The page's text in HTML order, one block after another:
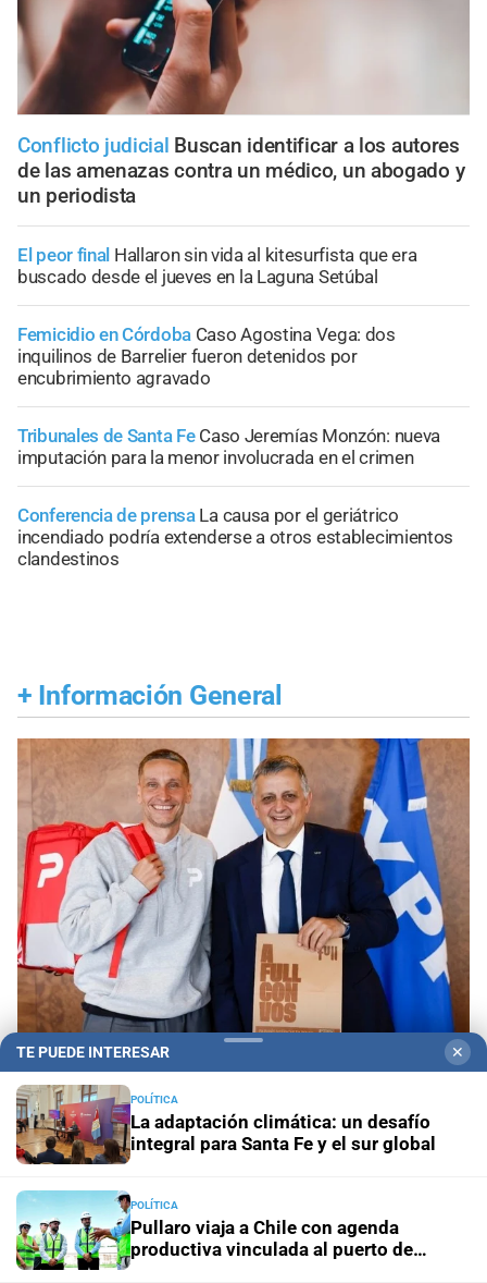
Conflicto judicial Buscan identificar a los autores
de las amenazas contra un médico, un abogado y
un periodista
El peor final Hallaron sin vida al kitesurfista que era
buscado desde el jueves en la Laguna Setúbal
Femicidio en Córdoba Caso Agostina Vega: dos
inquilinos de Barrelier fueron detenidos por
encubrimiento agravado
Tribunales de Santa Fe Caso Jeremías Monzón: nueva
imputación para la menor involucrada en el crimen
Conferencia de prensa La causa por el geriátrico
incendiado podría extenderse a otros establecimientos
clandestinos
+ Información General
Alianza comercial YPF y PedidosYa fortalecen la
presencia de Full en el principal ecosistema de
delivery del país
cuestionan la reforma por su posible regresión en
materia ambiental
TE PUEDE INTERESAR ✕
POLÍTICA
La adaptación climática: un desafío
integral para Santa Fe y el sur global
POLÍTICA
Pullaro viaja a Chile con agenda
productiva vinculada al puerto de